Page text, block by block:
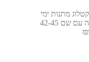
קטלוג מתנות ימי
מגבת פונצ'ו 100% כותנה עם שם 42-45